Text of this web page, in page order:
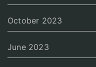
October 2023
June 2023